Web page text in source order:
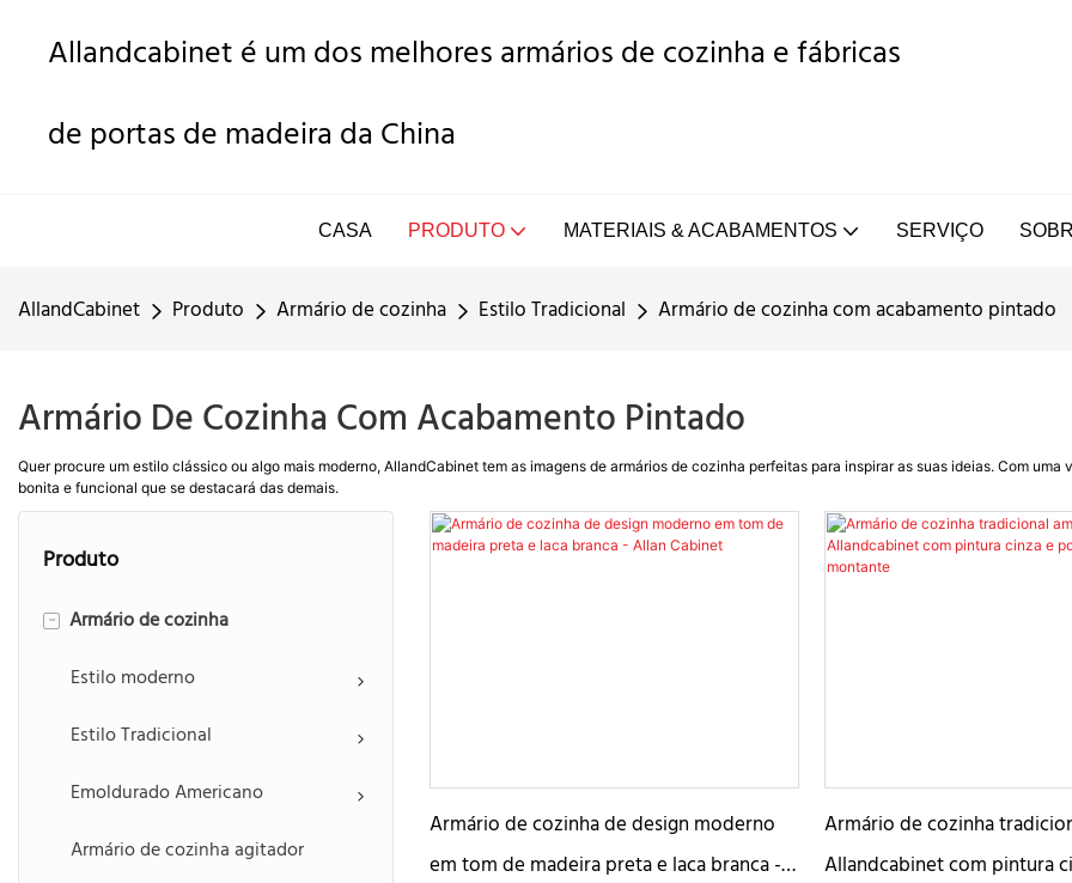
Allandcabinet é um dos melhores armários de cozinha e fábricas
de portas de madeira da China
CASA PRODUTO MATERIAIS & ACABAMENTOS SERVIÇO
AllandCabinet Produto Armário de cozinha Estilo Tradicional Armário de cozinha com acabamento pintado
Armário De Cozinha Com Acabamento Pintado
Quer procure um estilo clássico ou algo mais moderno, AllandCabinet tem as imagens de armários de cozinha perfeitas para inspirar as suas ideias. Com
bonita e funcional que se destacará das demais.
Produto
- Armário de cozinha
Estilo moderno
Estilo Tradicional
Emoldurado Americano
Armário de cozinha agitador
Armário de cozinha de design moderno
em tom de madeira preta e laca branca -
Armário de cozinha
Allandcabinet com pintura